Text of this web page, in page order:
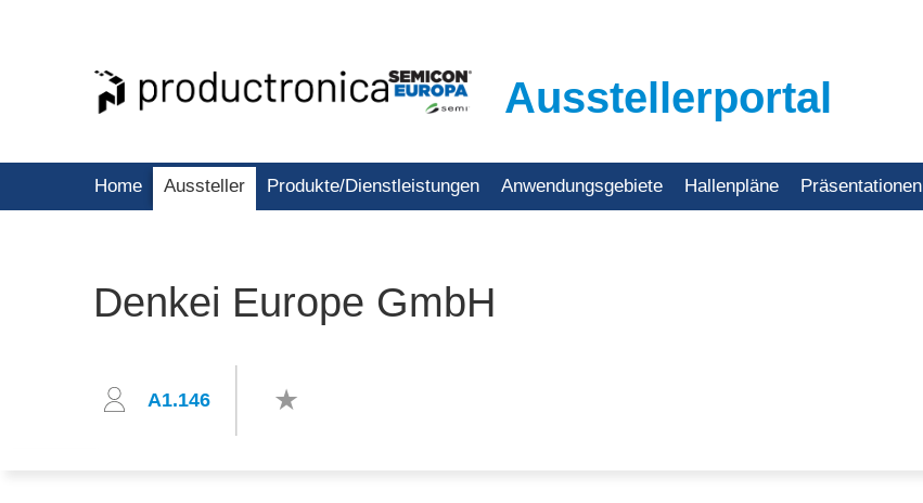
Ausstellerportal
Home Aussteller Produkte/Dienstleistungen Anwendungsgebiete Hallenpläne Präsentationen
Denkei Europe GmbH
A1.146